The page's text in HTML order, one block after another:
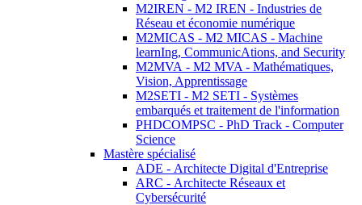
M2IREN - M2 IREN - Industries de
Réseau et économie numérique
M2MICAS - M2 MICAS - Machine
learnIng, CommunicAtions, and Security
M2MVA - M2 MVA - Mathématiques,
Vision, Apprentissage
M2SETI - M2 SETI - Systèmes
embarqués et traitement de l'information
PHDCOMPSC - PhD Track - Computer
Science
Mastère spécialisé
ADE - Architecte Digital d'Entreprise
ARC - Architecte Réseaux et
Cybersécurité